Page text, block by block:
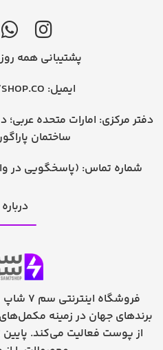
پشتیبانی همه
ایمیل:
دفتر مرکزی: امارات متحده عربی؛
ساختمان پاراگون،
شماره تماس: +971504205570 (پاسخگویی در واتس اپ)
برندهای جهان در زمینه
از پوست فعالیت می‌کند.